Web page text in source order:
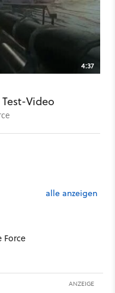
4:37
Video
alle anzeigen
Force
ANZEIGE